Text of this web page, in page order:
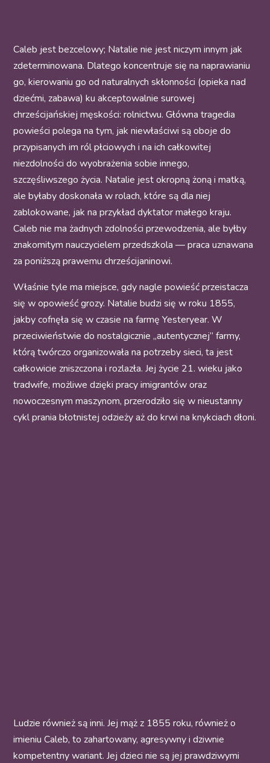
Caleb jest bezcelowy; Natalie nie jest niczym innym jak
zdeterminowana. Dlatego koncentruje się na naprawianiu
go, kierowaniu go od naturalnych skłonności (opieka nad
dziećmi, zabawa) ku akceptowalnie surowej
chrześcijańskiej męskości: rolnictwu. Główna tragedia
powieści polega na tym, jak niewłaściwi są oboje do
przypisanych im ról płciowych i na ich całkowitej
niezdolności do wyobrażenia sobie innego,
szczęśliwszego życia. Natalie jest okropną żoną i matką,
ale byłaby doskonała w rolach, które są dla niej
zablokowane, jak na przykład dyktator małego kraju.
Caleb nie ma żadnych zdolności przewodzenia, ale byłby
znakomitym nauczycielem przedszkola — praca uznawana
za poniższą prawemu chrześcijaninowi.
Właśnie tyle ma miejsce, gdy nagle powieść przeistacza
się w opowieść grozy. Natalie budzi się w roku 1855,
jakby cofnęła się w czasie na farmę Yesteryear. W
przeciwieństwie do nostalgicznie „autentycznej” farmy,
którą twórczo organizowała na potrzeby sieci, ta jest
całkowicie zniszczona i rozlazła. Jej życie 21. wieku jako
tradwife, możliwe dzięki pracy imigrantów oraz
nowoczesnym maszynom, przerodziło się w nieustanny
cykl prania błotnistej odzieży aż do krwi na knykciach dłoni.
Ludzie również są inni. Jej mąż z 1855 roku, również o
imieniu Caleb, to zahartowany, agresywny i dziwnie
kompetentny wariant. Jej dzieci nie są jej prawdziwymi